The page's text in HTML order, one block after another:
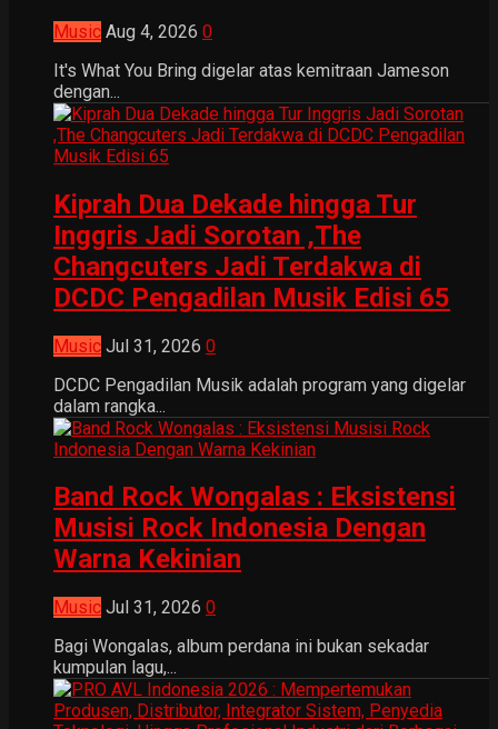
Music Aug 4, 2026 0
It's What You Bring digelar atas kemitraan Jameson
dengan...
Kiprah Dua Dekade hingga Tur
Inggris Jadi Sorotan ,The
Changcuters Jadi Terdakwa di
DCDC Pengadilan Musik Edisi 65
Music Jul 31, 2026 0
DCDC Pengadilan Musik adalah program yang digelar
dalam rangka...
Band Rock Wongalas : Eksistensi
Musisi Rock Indonesia Dengan
Warna Kekinian
Music Jul 31, 2026 0
Bagi Wongalas, album perdana ini bukan sekadar
kumpulan lagu,...